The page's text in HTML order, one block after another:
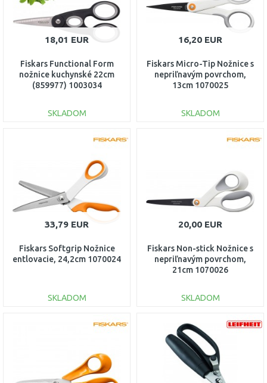
18,01 EUR
Fiskars Functional Form
nožnice kuchynské 22cm
(859977) 1003034
SKLADOM
DO KOŠÍKA
16,20 EUR
Fiskars Micro-Tip Nožnice s
nepriľnavým povrchom,
13cm 1070025
SKLADOM
DO KOŠÍKA
33,79 EUR
Fiskars Softgrip Nožnice
entlovacie, 24,2cm 1070024
SKLADOM
DO KOŠÍKA
20,00 EUR
Fiskars Non-stick Nožnice s
nepriľnavým povrchom,
21cm 1070026
SKLADOM
DO KOŠÍKA
Porovnať